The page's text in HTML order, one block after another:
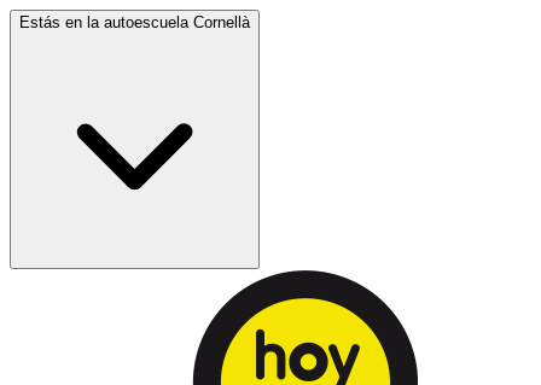
Estás en la autoescuela Cornellà